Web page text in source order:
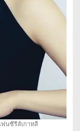
ฟนซีรีส์เกาหลี